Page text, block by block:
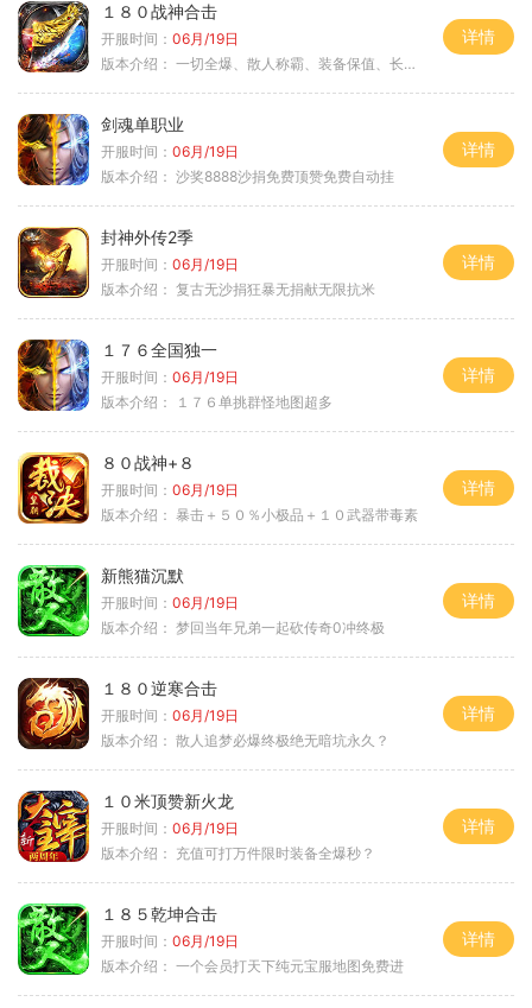
１８０战神合击
开服时间： 06月/19日
版本介绍： 一切全爆、散人称霸、装备保值、长期耐玩
详情
剑魂单职业
开服时间： 06月/19日
版本介绍： 沙奖8888沙捐免费顶赞免费自动挂
详情
封神外传2季
开服时间： 06月/19日
版本介绍： 复古无沙捐狂暴无捐献无限抗米
详情
１７６全国独一
开服时间： 06月/19日
版本介绍：
１７６单挑群怪地图超多
详情
８０战神+８
开服时间： 06月/19日
版本介绍： 暴击＋５０％小极品＋１０武器带毒素
详情
新熊猫沉默
开服时间： 06月/19日
版本介绍： 梦回当年兄弟一起砍传奇0冲终极
详情
１８０逆寒合击
开服时间： 06月/19日
版本介绍： 散人追梦必爆终极绝无暗坑永久？
详情
１０米顶赞新火龙
开服时间： 06月/19日
版本介绍： 充值可打万件限时装备全爆秒？
详情
１８５乾坤合击
开服时间： 06月/19日
版本介绍： 一个会员打天下纯元宝服地图免费进
详情